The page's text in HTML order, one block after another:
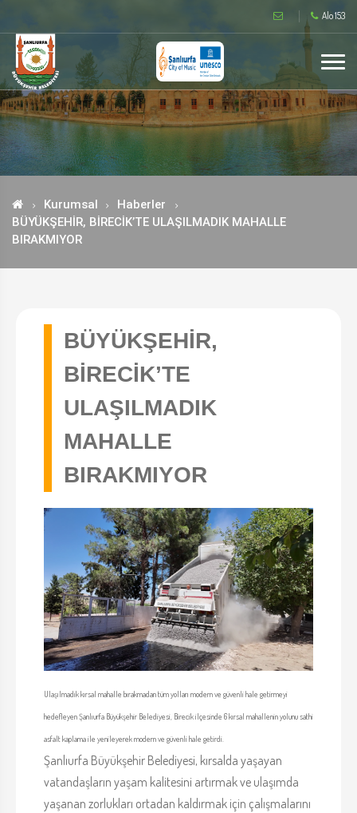
Alo 153
Kurumsal
Haberler
BÜYÜKŞEHİR, BİRECİK’TE ULAŞILMADIK MAHALLE
BIRAKMIYOR
BÜYÜKŞEHİR,
BİRECİK’TE
ULAŞILMADIK
MAHALLE
BIRAKMIYOR
Ulaşılmadık kırsal mahalle bırakmadan tüm yolları modern ve güvenli hale getirmeyi
hedefleyen Şanlıurfa Büyükşehir Belediyesi, Birecik ilçesinde 6 kırsal mahallenin yolunu sathi
asfalt kaplama ile yenileyerek modern ve güvenli hale getirdi.
Şanlıurfa Büyükşehir Belediyesi, kırsalda yaşayan
vatandaşların yaşam kalitesini artırmak ve ulaşımda
yaşanan zorlukları ortadan kaldırmak için çalışmalarını